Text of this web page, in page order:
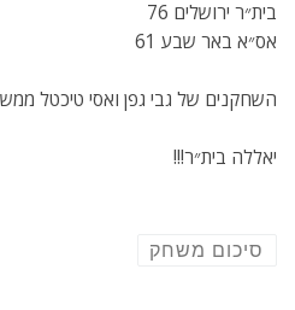
בית״ר ירושלים 76
אס״א באר שבע 61
השחקנים של גבי גפן ואסי טיכטל
יאללה בית״ר!!!
סיכום משחק